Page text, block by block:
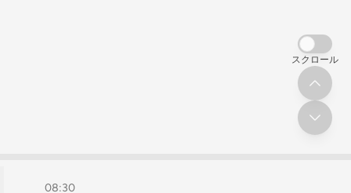
08:30
スクロール